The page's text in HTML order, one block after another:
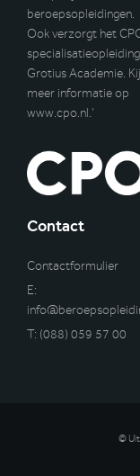
beroepsopleidingen.
Ook verzorgt het
Grotius Academie.
meer informatie op
www.cpo.nl.’
Contact
Contactformulier
E:
T: (088) 059 57 00
©